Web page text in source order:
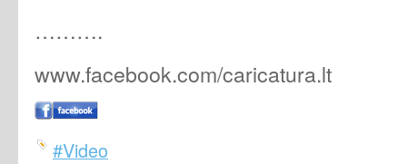
……….
www.facebook.com/caricatura.lt
#Video